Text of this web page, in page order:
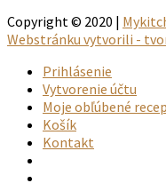
Copyright © 2020 |
Webstránku vytvorili -
Prihlásenie
Vytvorenie účtu
Moje obľúbené
Košík
Kontakt